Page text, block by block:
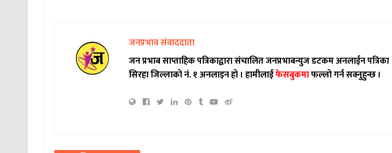
जनप्रभाव संवाददाता
जन प्रभाब साप्ताहिक पत्रिकाद्वारा संचालित जनप्रभाबन्युज डटकम अनलाईन पत्रिका
सिरहा जिल्लाको नं. १ अनलाइन हो ।हामीलाईफेसबुकमाफल्लो गर्न सक्नुहुन्छ ।